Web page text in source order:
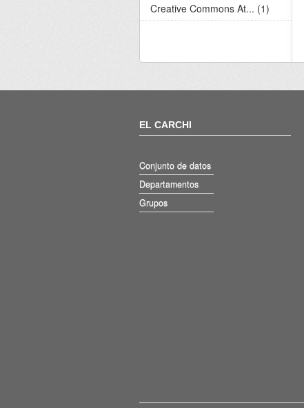
Creative Commons At... (1)
EL CARCHI
Conjunto de datos
Departamentos
Grupos